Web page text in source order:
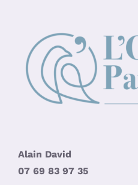
Alain David
07 69 83 97 35